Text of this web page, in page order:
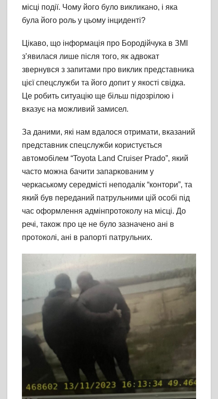
місці події. Чому його було викликано, і яка
була його роль у цьому інциденті?
Цікаво, що інформація про Бородійчука в ЗМІ
з’явилася лише після того, як адвокат
звернувся з запитами про виклик представника
цієї спецслужби та його допит у якості свідка.
Це робить ситуацію ще більш підозрілою і
вказує на можливий замисел.
За даними, які нам вдалося отримати, вказаний
представник спецслужби користується
автомобілем “Toyota Land Cruiser Prado”, який
часто можна бачити запаркованим у
черкаському середмісті неподалік “контори”, та
який був переданий патрульними цій особі під
час оформлення адмінпротоколу на місці. До
речі, також про це не було зазначено ані в
протоколі, ані в рапорті патрульних.